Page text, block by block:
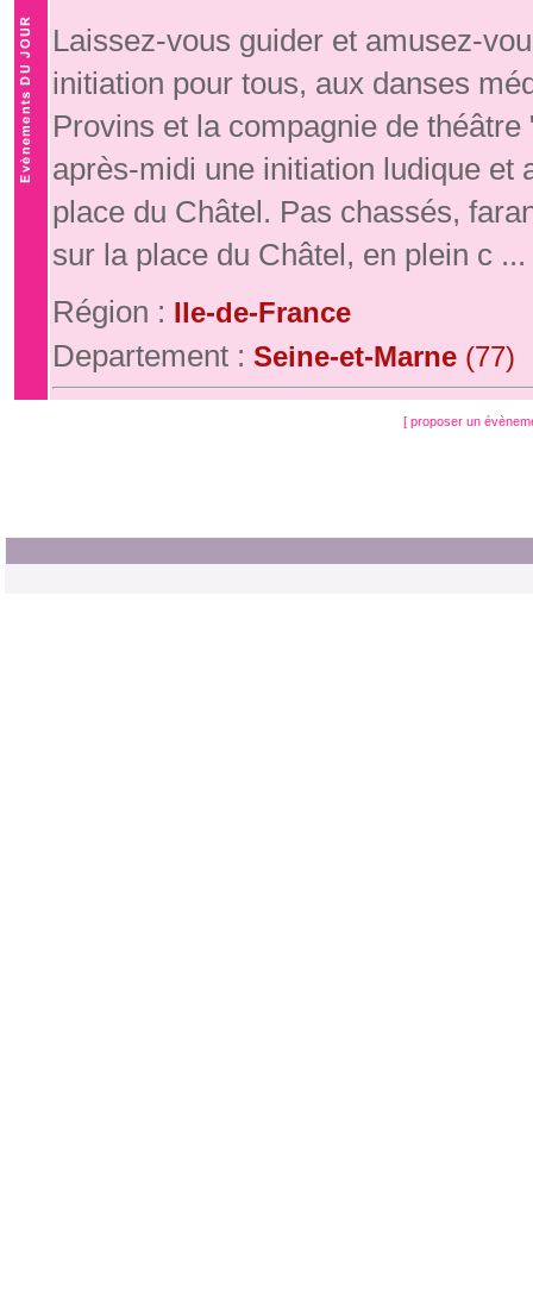
Laissez-vous guider et amusez-
initiation pour tous, aux danses
Provins et la compagnie de
après-midi une initiation ludique et
place du Châtel. Pas chassés,
sur la place du Châtel, en plein c ...
Région : Ile-de-France
Departement : Seine-et-Marne (77)
[ proposer un